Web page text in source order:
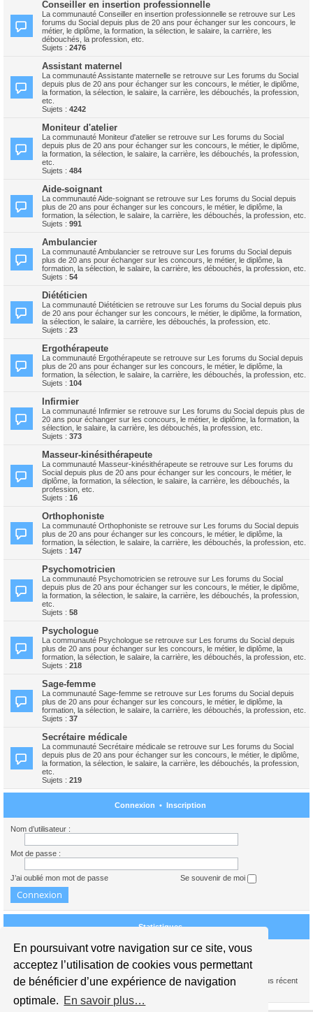
En poursuivant votre navigation sur ce site, vous
acceptez l’utilisation de cookies vous permettant
de bénéficier d’une expérience de navigation
optimale. En savoir plus…
Conseiller en insertion professionnelle
La communauté Conseiller en insertion professionnelle se retrouve sur Les
forums du Social depuis plus de 20 ans pour échanger sur les concours, le
métier, le diplôme, la formation, la sélection, le salaire, la carrière, les
débouchés, la profession, etc.
Sujets : 2476
Assistant maternel
La communauté Assistante maternelle se retrouve sur Les forums du Social
depuis plus de 20 ans pour échanger sur les concours, le métier, le diplôme,
la formation, la sélection, le salaire, la carrière, les débouchés, la profession,
etc.
Sujets : 4242
Moniteur d'atelier
La communauté Moniteur d'atelier se retrouve sur Les forums du Social
depuis plus de 20 ans pour échanger sur les concours, le métier, le diplôme,
la formation, la sélection, le salaire, la carrière, les débouchés, la profession,
etc.
Sujets : 484
Aide-soignant
La communauté Aide-soignant se retrouve sur Les forums du Social depuis
plus de 20 ans pour échanger sur les concours, le métier, le diplôme, la
formation, la sélection, le salaire, la carrière, les débouchés, la profession, etc.
Sujets : 991
Ambulancier
La communauté Ambulancier se retrouve sur Les forums du Social depuis
plus de 20 ans pour échanger sur les concours, le métier, le diplôme, la
formation, la sélection, le salaire, la carrière, les débouchés, la profession, etc.
Sujets : 54
Diététicien
La communauté Diététicien se retrouve sur Les forums du Social depuis plus
de 20 ans pour échanger sur les concours, le métier, le diplôme, la formation,
la sélection, le salaire, la carrière, les débouchés, la profession, etc.
Sujets : 23
Ergothérapeute
La communauté Ergothérapeute se retrouve sur Les forums du Social depuis
plus de 20 ans pour échanger sur les concours, le métier, le diplôme, la
formation, la sélection, le salaire, la carrière, les débouchés, la profession, etc.
Sujets : 104
Infirmier
La communauté Infirmier se retrouve sur Les forums du Social depuis plus de
20 ans pour échanger sur les concours, le métier, le diplôme, la formation, la
sélection, le salaire, la carrière, les débouchés, la profession, etc.
Sujets : 373
Masseur-kinésithérapeute
La communauté Masseur-kinésithérapeute se retrouve sur Les forums du
Social depuis plus de 20 ans pour échanger sur les concours, le métier, le
diplôme, la formation, la sélection, le salaire, la carrière, les débouchés, la
profession, etc.
Sujets : 16
Orthophoniste
La communauté Orthophoniste se retrouve sur Les forums du Social depuis
plus de 20 ans pour échanger sur les concours, le métier, le diplôme, la
formation, la sélection, le salaire, la carrière, les débouchés, la profession, etc.
Sujets : 147
Psychomotricien
La communauté Psychomotricien se retrouve sur Les forums du Social
depuis plus de 20 ans pour échanger sur les concours, le métier, le diplôme,
la formation, la sélection, le salaire, la carrière, les débouchés, la profession,
etc.
Sujets : 58
Psychologue
La communauté Psychologue se retrouve sur Les forums du Social depuis
plus de 20 ans pour échanger sur les concours, le métier, le diplôme, la
formation, la sélection, le salaire, la carrière, les débouchés, la profession, etc.
Sujets : 218
Sage-femme
La communauté Sage-femme se retrouve sur Les forums du Social depuis
plus de 20 ans pour échanger sur les concours, le métier, le diplôme, la
formation, la sélection, le salaire, la carrière, les débouchés, la profession, etc.
Sujets : 37
Secrétaire médicale
La communauté Secrétaire médicale se retrouve sur Les forums du Social
depuis plus de 20 ans pour échanger sur les concours, le métier, le diplôme,
la formation, la sélection, le salaire, la carrière, les débouchés, la profession,
etc.
Sujets : 219
Connexion • Inscription
Nom d’utilisateur :
Mot de passe :
J’ai oublié mon mot de passe Se souvenir de moi
Statistiques
Nous sommes le 10 août 2026 09:25
1739387messages •245441 sujets •15942membres • Notre membre le plus récent